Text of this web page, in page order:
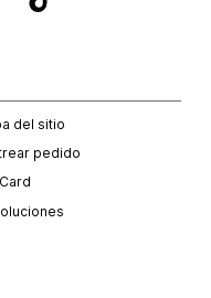
del sitio
pedido